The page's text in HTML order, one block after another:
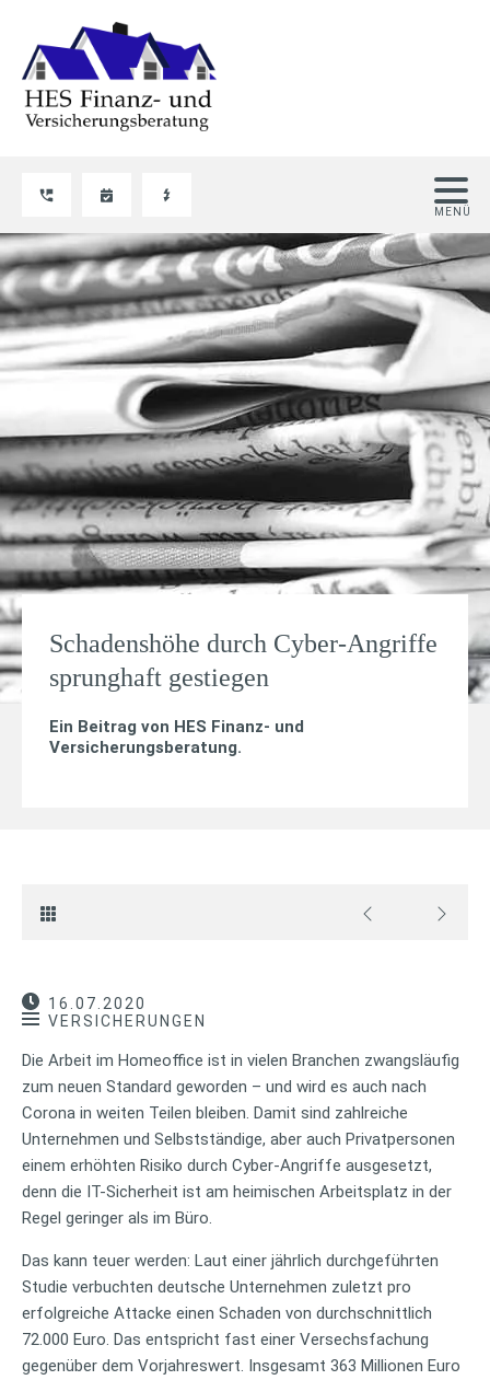
Schadenshöhe durch Cyber-Angriffe
sprunghaft gestiegen
Ein Beitrag von HES Finanz- und
Versicherungsberatung.
16.07.2020
VERSICHERUNGEN
Die Arbeit im Homeoffice ist in vielen Branchen zwangsläufig
zum neuen Standard geworden – und wird es auch nach
Corona in weiten Teilen bleiben. Damit sind zahlreiche
Unternehmen und Selbstständige, aber auch Privatpersonen
einem erhöhten Risiko durch Cyber-Angriffe ausgesetzt,
denn die IT-Sicherheit ist am heimischen Arbeitsplatz in der
Regel geringer als im Büro.
Das kann teuer werden: Laut einer jährlich durchgeführten
Studie verbuchten deutsche Unternehmen zuletzt pro
erfolgreiche Attacke einen Schaden von durchschnittlich
72.000 Euro. Das entspricht fast einer Versechsfachung
gegenüber dem Vorjahreswert. Insgesamt 363 Millionen Euro